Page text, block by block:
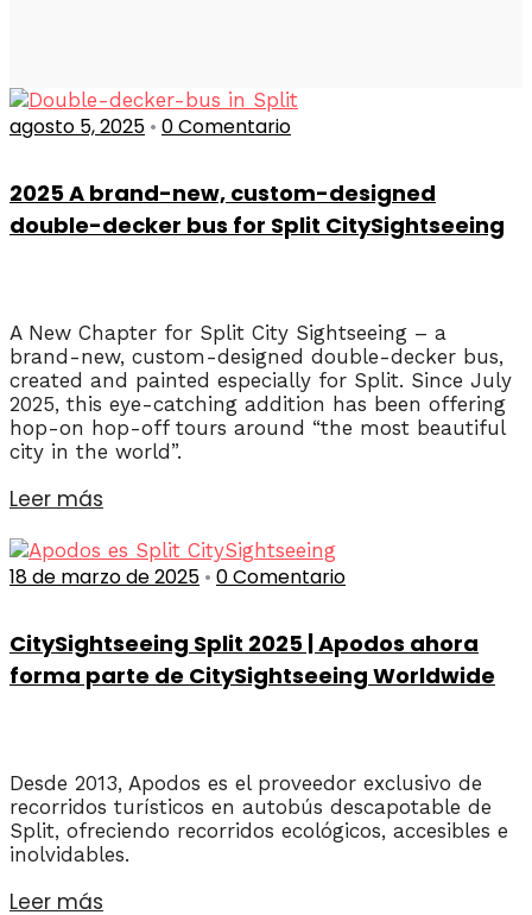
agosto 5, 2025 • 0 Comentario
2025 A brand-new, custom-designed
double-decker bus for Split CitySightseeing
A New Chapter for Split City Sightseeing – a
brand-new, custom-designed double-decker bus,
created and painted especially for Split. Since July
2025, this eye-catching addition has been offering
hop-on hop-off tours around “the most beautiful
city in the world”.
Leer más
18 de marzo de 2025 • 0 Comentario
CitySightseeing Split 2025 | Apodos ahora
forma parte de CitySightseeing Worldwide
Desde 2013, Apodos es el proveedor exclusivo de
recorridos turísticos en autobús descapotable de
Split, ofreciendo recorridos ecológicos, accesibles e
inolvidables.
Leer más